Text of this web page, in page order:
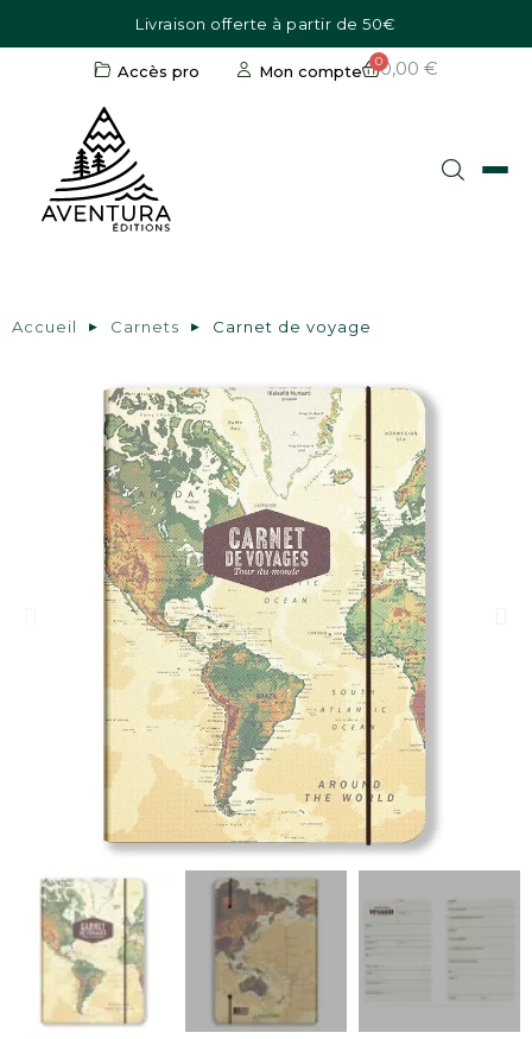
Livraison offerte à partir de 50€
Accès pro Mon compte 0,00 €
Accueil Carnets Carnet de voyage